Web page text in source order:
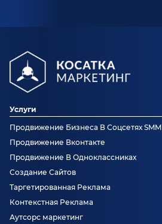
Услуги
Продвижение Бизнеса В Соцсетях SMM
Продвижение Вконтакте
Продвижение В Одноклассниках
Создание Сайтов
Таргетированная Реклама
Контекстная Реклама
Аутсорс маркетинг